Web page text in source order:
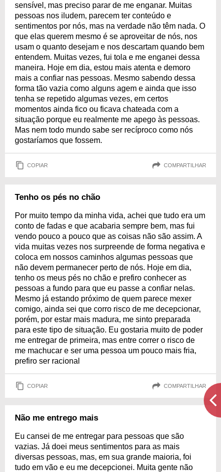
sensível, mas preciso parar de me enganar. Muitas
pessoas nos iludem, parecem ter conteúdo e
sentimentos por nós, mas na verdade não têm nada. O
que elas querem mesmo é se aproveitar de nós, nos
usam o quanto desejam e nos descartam quando bem
entendem. Muitas vezes, fui tola e me enganei dessa
maneira. Hoje em dia, estou mais atenta e demoro
mais a confiar nas pessoas. Mesmo sabendo dessa
forma tão vazia como alguns agem e ainda que isso
tenha se repetido algumas vezes, em certos
momentos ainda fico ou ficava chateada com a
situação porque eu realmente me apego às pessoas.
Mas nem todo mundo sabe ser recíproco como nós
gostaríamos que fossem.
COPIAR COMPARTILHAR
Tenho os pés no chão
Por muito tempo da minha vida, achei que tudo era um
conto de fadas e que acabaria sempre bem, mas fui
vendo pouco a pouco que as coisas não são assim. A
vida muitas vezes nos surpreende de forma negativa e
coloca em nossos caminhos algumas pessoas que
não devem permanecer perto de nós. Hoje em dia,
tenho os meus pés no chão e prefiro conhecer as
pessoas a fundo para que eu passe a confiar nelas.
Mesmo já estando próximo de quem parece mexer
comigo, ainda sei que corro risco de me decepcionar,
porém, por estar mais madura, me sinto preparada
para este tipo de situação. Eu gostaria muito de poder
me entregar de primeira, mas entre correr o risco de
me machucar e ser uma pessoa um pouco mais fria,
prefiro ser racional
COPIAR COMPARTILHAR
Não me entrego mais
Eu cansei de me entregar para pessoas que são
vazias. Já doei meus sentimentos para as mais
diversas pessoas, mas, em sua grande maioria, foi
tudo em vão e eu me decepcionei. Muita gente não